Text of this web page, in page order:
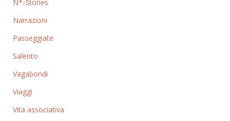
N*-Stories
Narrazioni
Passeggiate
Salento
Vagabondi
Viaggi
Vita associativa